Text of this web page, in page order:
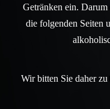
Getränken ein.
die folgenden Seiten
Wir bitten Sie daher zu